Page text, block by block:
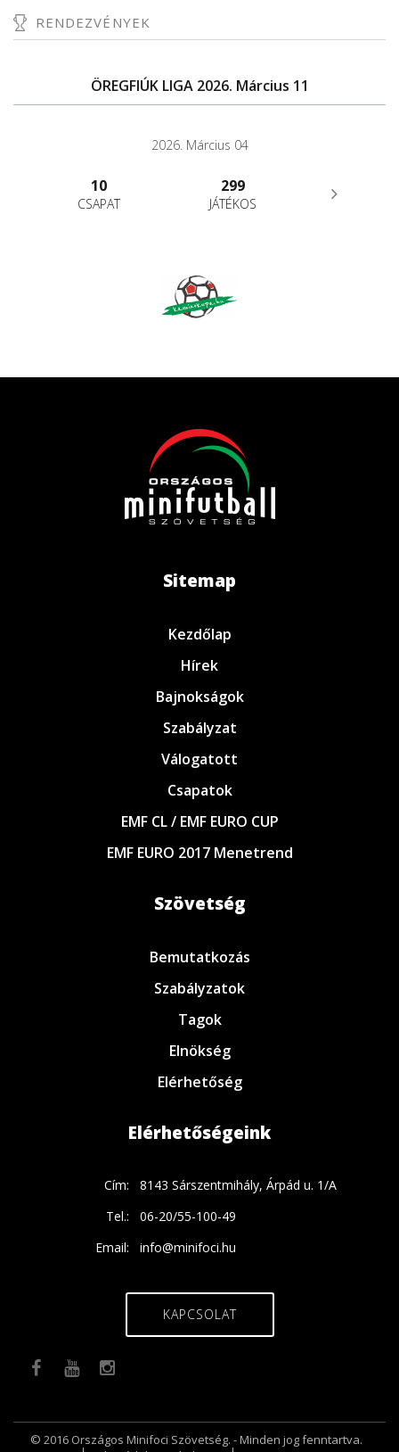
RENDEZVÉNYEK
ÖREGFIÚK LIGA 2026. Március 11
2026. Március 04
10
CSAPAT
299
JÁTÉKOS
Sitemap
Kezdőlap
Hírek
Bajnokságok
Szabályzat
Válogatott
Csapatok
EMF CL / EMF EURO CUP
EMF EURO 2017 Menetrend
Szövetség
Bemutatkozás
Szabályzatok
Tagok
Elnökség
Elérhetőség
Elérhetőségeink
Cím:
8143 Sárszentmihály, Árpád u. 1/A
Tel.:
06-20/55-100-49
Email:
info@minifoci.hu
KAPCSOLAT
© 2016 Országos Minifoci Szövetség. - Minden jog fenntartva.